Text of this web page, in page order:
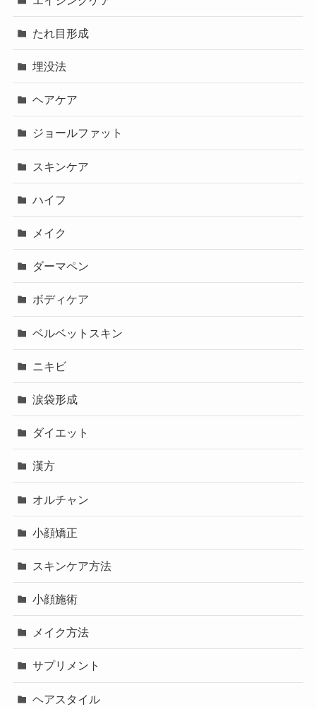
たれ目形成
埋没法
ヘアケア
ジョールファット
スキンケア
ハイフ
メイク
ダーマペン
ボディケア
ベルベットスキン
ニキビ
涙袋形成
ダイエット
漢方
オルチャン
小顔矯正
スキンケア方法
小顔施術
メイク方法
サプリメント
ヘアスタイル